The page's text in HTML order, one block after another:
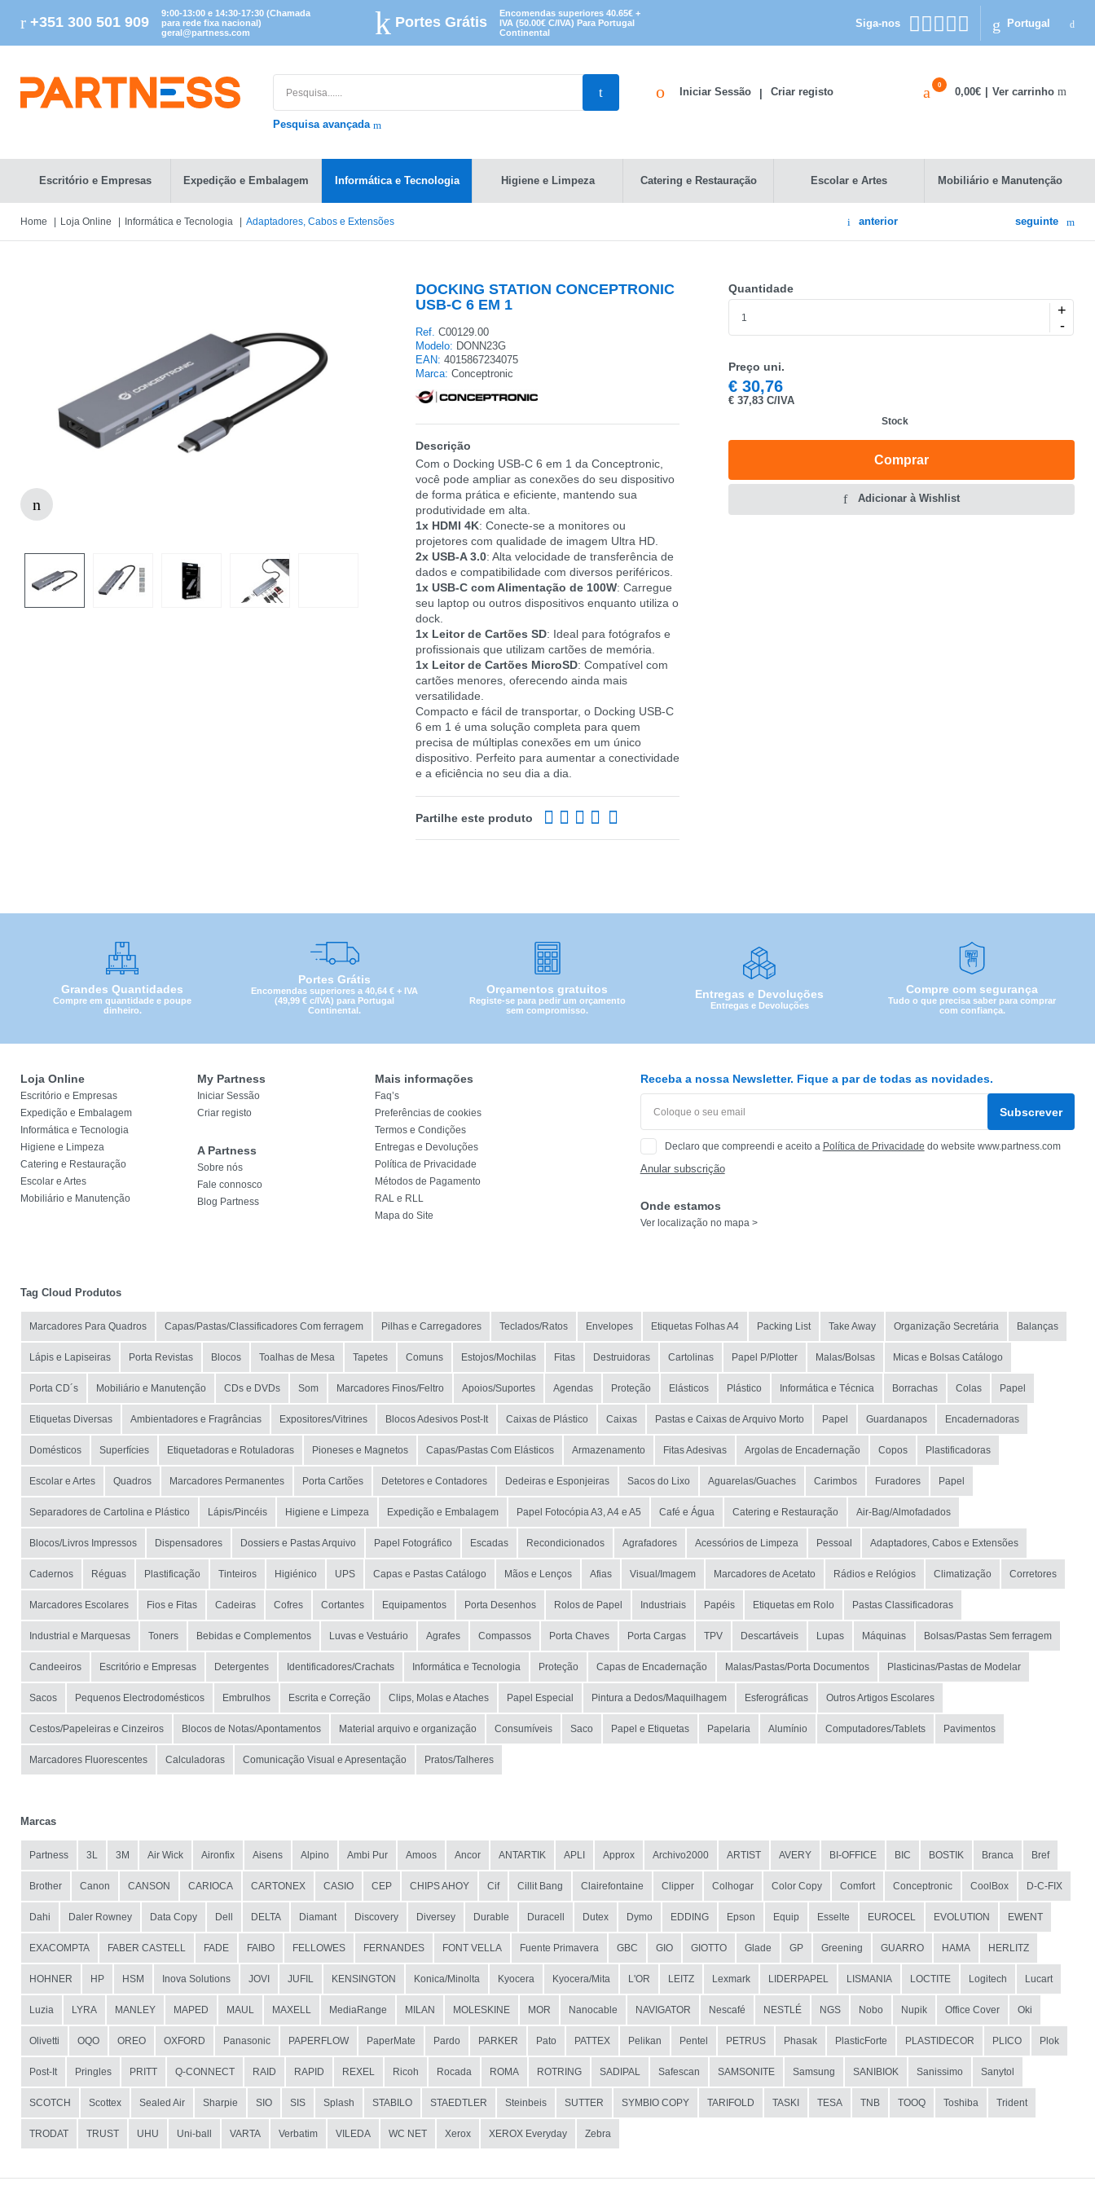
+351 300 501 909
9:00-13:00 e 14:30-17:30 (Chamada
para rede fixa nacional)
geral@partness.com
Portes Grátis
Encomendas superiores 40.65€ +
IVA (50.00€ C/IVA) Para Portugal
Continental
Siga-nos Portugal
Pesquisa avançada
Iniciar Sessão Criar registo
0
0,00€ Ver carrinho
Escritório e Empresas Expedição e Embalagem Informática e Tecnologia Higiene e Limpeza Catering e Restauração Escolar e Artes Mobiliário e Manutenção
Home Loja Online Informática e Tecnologia Adaptadores, Cabos e Extensões anterior seguinte
DOCKING STATION CONCEPTRONIC
USB-C 6 EM 1
Ref. C00129.00
Modelo: DONN23G
EAN: 4015867234075
Marca: Conceptronic
Descrição
Com o Docking USB-C 6 em 1 da Conceptronic,
você pode ampliar as conexões do seu dispositivo
de forma prática e eficiente, mantendo sua
produtividade em alta.
1x HDMI 4K: Conecte-se a monitores ou
projetores com qualidade de imagem Ultra HD.
2x USB-A 3.0: Alta velocidade de transferência de
dados e compatibilidade com diversos periféricos.
1x USB-C com Alimentação de 100W: Carregue
seu laptop ou outros dispositivos enquanto utiliza o
dock.
1x Leitor de Cartões SD: Ideal para fotógrafos e
profissionais que utilizam cartões de memória.
1x Leitor de Cartões MicroSD: Compatível com
cartões menores, oferecendo ainda mais
versatilidade.
Compacto e fácil de transportar, o Docking USB-C
6 em 1 é uma solução completa para quem
precisa de múltiplas conexões em um único
dispositivo. Perfeito para aumentar a conectividade
e a eficiência no seu dia a dia.
Partilhe este produto
Quantidade
+
-
Preço uni.
€30,76
€37,83 C/IVA
Stock
Comprar
Adicionar à Wishlist
Grandes Quantidades
Compre em quantidade e poupe
dinheiro.
Portes Grátis
Encomendas superiores a 40,64 € + IVA
(49,99 € c/IVA) para Portugal
Continental.
Orçamentos gratuitos
Registe-se para pedir um orçamento
sem compromisso.
Entregas e Devoluções
Entregas e Devoluções
Compre com segurança
Tudo o que precisa saber para comprar
com confiança.
Loja Online
Escritório e Empresas
Expedição e Embalagem
Informática e Tecnologia
Higiene e Limpeza
Catering e Restauração
Escolar e Artes
Mobiliário e Manutenção
My Partness
Iniciar Sessão
Criar registo
A Partness
Sobre nós
Fale connosco
Blog Partness
Mais informações
Faq’s
Preferências de cookies
Termos e Condições
Entregas e Devoluções
Política de Privacidade
Métodos de Pagamento
RAL e RLL
Mapa do Site
Receba a nossa Newsletter. Fique a par de todas as novidades.
Subscrever
Declaro que compreendi e aceito a Política de Privacidade do website www.partness.com
Anular subscrição
Onde estamos
Ver localização no mapa >
Tag Cloud Produtos
Marcadores Para Quadros Capas/Pastas/Classificadores Com ferragem Pilhas e Carregadores Teclados/Ratos Envelopes Etiquetas Folhas A4 Packing List Take Away Organização Secretária Balanças
Lápis e Lapiseiras Porta Revistas Blocos Toalhas de Mesa Tapetes Comuns Estojos/Mochilas Fitas Destruidoras Cartolinas Papel P/Plotter Malas/Bolsas Micas e Bolsas Catálogo
Porta CD´s Mobiliário e Manutenção CDs e DVDs Som Marcadores Finos/Feltro Apoios/Suportes Agendas Proteção Elásticos Plástico Informática e Técnica Borrachas Colas Papel
Etiquetas Diversas Ambientadores e Fragrâncias Expositores/Vitrines Blocos Adesivos Post-It Caixas de Plástico Caixas Pastas e Caixas de Arquivo Morto Papel Guardanapos Encadernadoras
Domésticos Superfícies Etiquetadoras e Rotuladoras Pioneses e Magnetos Capas/Pastas Com Elásticos Armazenamento Fitas Adesivas Argolas de Encadernação Copos Plastificadoras
Escolar e Artes Quadros Marcadores Permanentes Porta Cartões Detetores e Contadores Dedeiras e Esponjeiras Sacos do Lixo Aguarelas/Guaches Carimbos Furadores Papel
Separadores de Cartolina e Plástico Lápis/Pincéis Higiene e Limpeza Expedição e Embalagem Papel Fotocópia A3, A4 e A5 Café e Água Catering e Restauração Air-Bag/Almofadados
Blocos/Livros Impressos Dispensadores Dossiers e Pastas Arquivo Papel Fotográfico Escadas Recondicionados Agrafadores Acessórios de Limpeza Pessoal Adaptadores, Cabos e Extensões
Cadernos Réguas Plastificação Tinteiros Higiénico UPS Capas e Pastas Catálogo Mãos e Lenços Afias Visual/Imagem Marcadores de Acetato Rádios e Relógios Climatização Corretores
Marcadores Escolares Fios e Fitas Cadeiras Cofres Cortantes Equipamentos Porta Desenhos Rolos de Papel Industriais Papéis Etiquetas em Rolo Pastas Classificadoras
Industrial e Marquesas Toners Bebidas e Complementos Luvas e Vestuário Agrafes Compassos Porta Chaves Porta Cargas TPV Descartáveis Lupas Máquinas Bolsas/Pastas Sem ferragem
Candeeiros Escritório e Empresas Detergentes Identificadores/Crachats Informática e Tecnologia Proteção Capas de Encadernação Malas/Pastas/Porta Documentos Plasticinas/Pastas de Modelar
Sacos Pequenos Electrodomésticos Embrulhos Escrita e Correção Clips, Molas e Ataches Papel Especial Pintura a Dedos/Maquilhagem Esferográficas Outros Artigos Escolares
Cestos/Papeleiras e Cinzeiros Blocos de Notas/Apontamentos Material arquivo e organização Consumíveis Saco Papel e Etiquetas Papelaria Alumínio Computadores/Tablets Pavimentos
Marcadores Fluorescentes Calculadoras Comunicação Visual e Apresentação Pratos/Talheres
Marcas
Partness 3L 3M Air Wick Aironfix Aisens Alpino Ambi Pur Amoos Ancor ANTARTIK APLI Approx Archivo2000 ARTIST AVERY BI-OFFICE BIC BOSTIK Branca Bref
Brother Canon CANSON CARIOCA CARTONEX CASIO CEP CHIPS AHOY Cif Cillit Bang Clairefontaine Clipper Colhogar Color Copy Comfort Conceptronic CoolBox D-C-FIX
Dahi Daler Rowney Data Copy Dell DELTA Diamant Discovery Diversey Durable Duracell Dutex Dymo EDDING Epson Equip Esselte EUROCEL EVOLUTION EWENT
EXACOMPTA FABER CASTELL FADE FAIBO FELLOWES FERNANDES FONT VELLA Fuente Primavera GBC GIO GIOTTO Glade GP Greening GUARRO HAMA HERLITZ
HOHNER HP HSM Inova Solutions JOVI JUFIL KENSINGTON Konica/Minolta Kyocera Kyocera/Mita L'OR LEITZ Lexmark LIDERPAPEL LISMANIA LOCTITE Logitech Lucart
Luzia LYRA MANLEY MAPED MAUL MAXELL MediaRange MILAN MOLESKINE MOR Nanocable NAVIGATOR Nescafé NESTLÉ NGS Nobo Nupik Office Cover Oki
Olivetti OQO OREO OXFORD Panasonic PAPERFLOW PaperMate Pardo PARKER Pato PATTEX Pelikan Pentel PETRUS Phasak PlasticForte PLASTIDECOR PLICO Plok
Post-It Pringles PRITT Q-CONNECT RAID RAPID REXEL Ricoh Rocada ROMA ROTRING SADIPAL Safescan SAMSONITE Samsung SANIBIOK Sanissimo Sanytol
SCOTCH Scottex Sealed Air Sharpie SIO SIS Splash STABILO STAEDTLER Steinbeis SUTTER SYMBIO COPY TARIFOLD TASKI TESA TNB TOOQ Toshiba Trident
TRODAT TRUST UHU Uni-ball VARTA Verbatim VILEDA WC NET Xerox XEROX Everyday Zebra
CATEGORIA
REF